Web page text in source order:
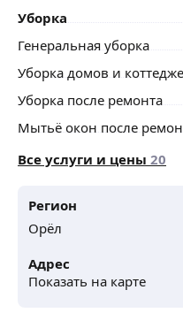
Уборка
Генеральная уборка
Уборка домов и
Уборка после ремонта
Мытьё окон после
Все услуги и цены 20
Регион
Орёл
Адрес
Показать на карте